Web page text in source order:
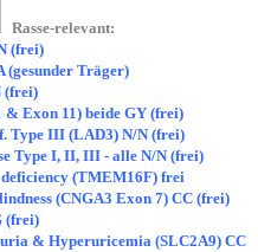
Rasse-relevant:
(frei)
(gesunder Träger)
(frei)
Exon 11) beide GY (frei)
Type III (LAD3) N/N (frei)
Type I, II, III - alle N/N (frei)
(TMEM16F) frei
(CNGA3 Exon 7) CC (frei)
(frei)
& Hyperuricemia (SLC2A9) CC